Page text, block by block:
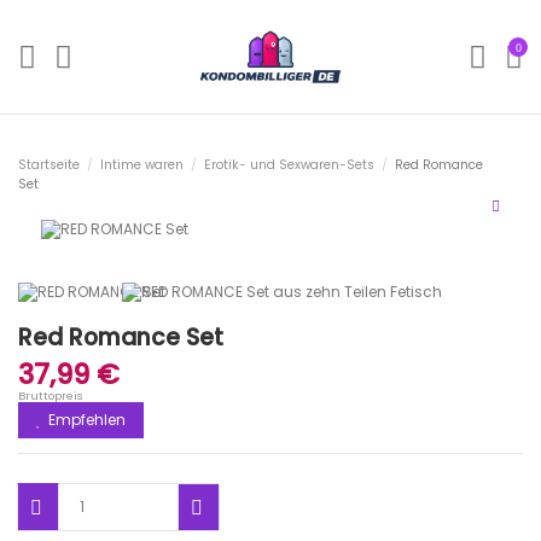
0
Startseite Intime waren Erotik- und Sexwaren-Sets
Red Romance
Set
Red Romance Set
37,99 €
Bruttopreis
Empfehlen